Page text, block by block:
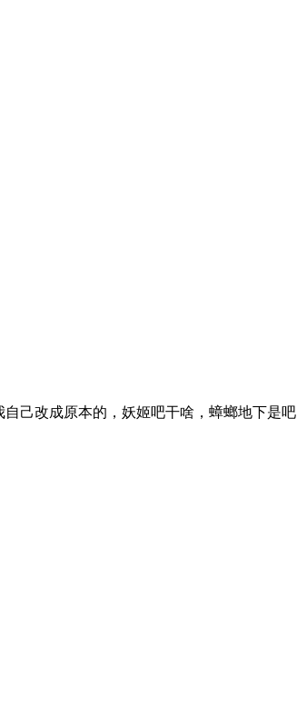
己改成原本的，妖姬吧干啥，蟑螂地下是吧